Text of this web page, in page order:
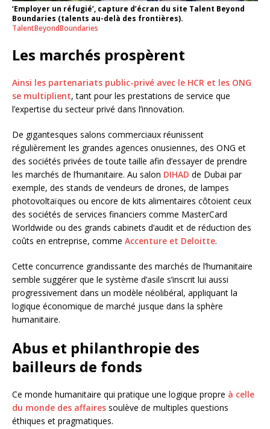
‘Employer un réfugié’, capture d’écran du site Talent Beyond
Boundaries (talents au-delà des frontières).
TalentBeyondBoundaries
Les marchés prospèrent
Ainsi les partenariats public-privé avec le HCR et les ONG
se multiplient, tant pour les prestations de service que
l’expertise du secteur privé dans l’innovation.
De gigantesques salons commerciaux réunissent
régulièrement les grandes agences onusiennes, des ONG et
des sociétés privées de toute taille afin d’essayer de prendre
les marchés de l’humanitaire. Au salon DIHAD de Dubai par
exemple, des stands de vendeurs de drones, de lampes
photovoltaïques ou encore de kits alimentaires côtoient ceux
des sociétés de services financiers comme MasterCard
Worldwide ou des grands cabinets d’audit et de réduction des
coûts en entreprise, comme Accenture et Deloitte.
Cette concurrence grandissante des marchés de l’humanitaire
semble suggérer que le système d’asile s’inscrit lui aussi
progressivement dans un modèle néolibéral, appliquant la
logique économique de marché jusque dans la sphère
humanitaire.
Abus et philanthropie des
bailleurs de fonds
Ce monde humanitaire qui pratique une logique propre à celle
du monde des affaires soulève de multiples questions
éthiques et pragmatiques.